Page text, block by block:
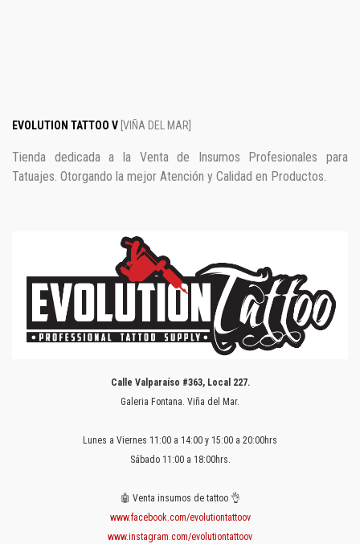
EVOLUTION TATTOO V [VIÑA DEL MAR]
Tienda dedicada a la Venta de Insumos Profesionales para
Tatuajes. Otorgando la mejor Atención y Calidad en Productos.
Calle Valparaíso #363, Local 227.
Galeria Fontana. Viña del Mar.
Lunes a Viernes 11:00 a 14:00 y 15:00 a 20:00hrs
Sábado 11:00 a 18:00hrs.
🤖 Venta insumos de tattoo 👌
www.facebook.com/evolutiontattoov
www.instagram.com/evolutiontattoov